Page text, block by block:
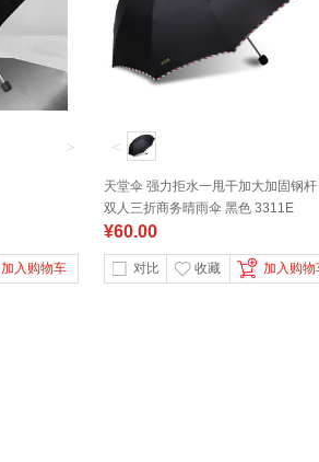
>
加入购物车
<
天堂伞 强力拒水一甩干加大加固钢杆
双人三折商务晴雨伞 黑色 3311E
¥60.00
对比 收藏 加入购物